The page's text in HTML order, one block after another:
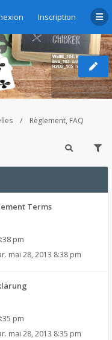
Inscription
Règlement, FAQ
Terms
pm
mai 28, 2013 8:38 pm
pm
mai 28, 2013 8:35 pm